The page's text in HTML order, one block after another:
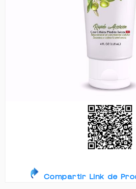
Compartir Link de